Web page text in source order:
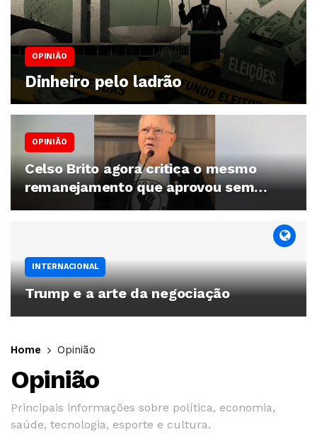
OPINIÃO
Dinheiro pelo ladrão
OPINIÃO
Celso Brito agora critica o mesmo
remanejamento que aprovou sem
restrições por anos
INTERNACIONAL
Trump e a arte da negociação
Home Opinião
Opinião
Principais informações sobre política, economia,
saúde, tecnologia, esporte e cultura.